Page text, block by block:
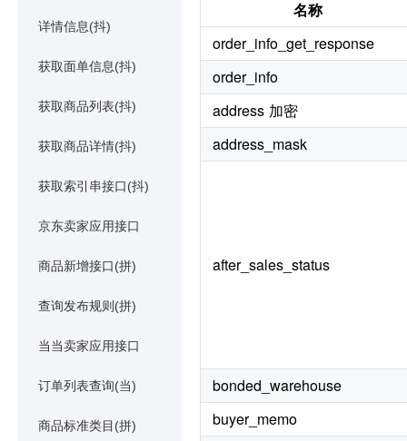
详情信息(抖)
获取面单信息(抖)
获取商品列表(抖)
获取商品详情(抖)
获取索引串接口(抖)
京东卖家应用接口
商品新增接口(拼)
查询发布规则(拼)
当当卖家应用接口
订单列表查询(当)
商品标准类目(拼)
名称
order_info_get_response
order_info
address 加密
address_mask
after_sales_status
bonded_warehouse
buyer_memo